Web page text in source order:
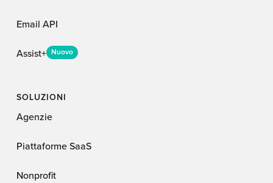
Email API
Assist+ Nuovo
SOLUZIONI
Agenzie
Piattaforme SaaS
Nonprofit